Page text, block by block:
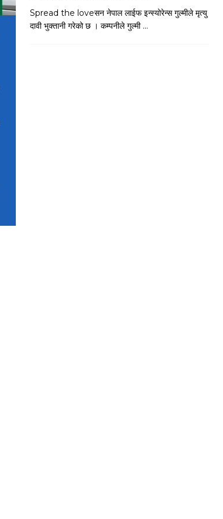
Spread the loveसन नेपाल लाईफ इन्स्योरेन्स गुल्मीले मृत्यु
दावी भुक्तानी गरेको छ । कम्पनीले गुल्मी ...